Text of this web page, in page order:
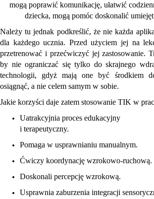
mogą poprawić komunikację, ułatwić
dziecka, mogą pomóc doskonalić
Należy tu jednak podkreślić, że nie każda
dla każdego ucznia. Przed użyciem jej na
przetrenować i przećwiczyć jej zastosowanie.
by nie ograniczać się tylko do skrajnego
technologii, gdyż mają one być środkiem
osiągnąć, a nie celem samym w sobie.
Jakie korzyści daje zatem stosowanie TIK w
Uatrakcyjnia proces edukacyjny
i terapeutyczny.
Pomaga w usprawnianiu manualnym.
Ćwiczy koordynację wzrokowo-ruchową.
Doskonali percepcję wzrokową.
Usprawnia zaburzenia integracji